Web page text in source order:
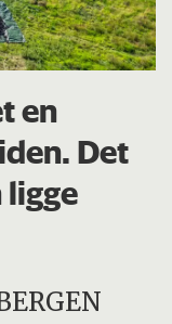
en
Det
ligge